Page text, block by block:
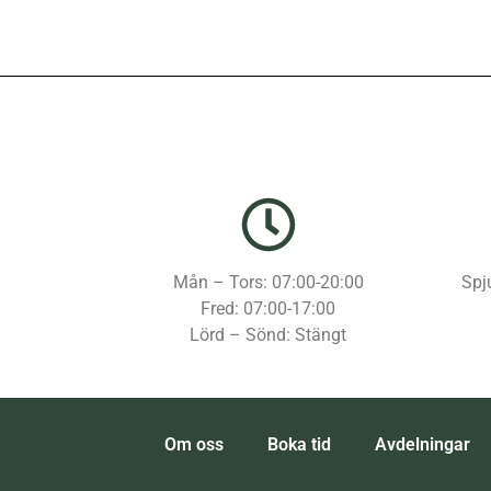
Mån – Tors: 07:00-20:00
Fred: 07:00-17:00
Lörd – Sönd: Stängt
Om oss Boka tid Avdelningar